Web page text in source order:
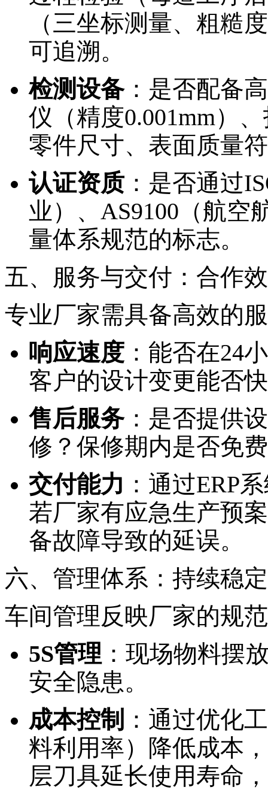
（三坐标测量、粗糙
可追溯。
检测设备：是否配备
仪（精度0.001mm）
零件尺寸、表面质量
认证资质 ：是否通过
业）、AS9100（航空
量体系规范的标志。
五、服务与交付：合作
专业厂家需具备高效的
响应速度 ：能否在24
客户的设计变更能否
售后服务：是否提供
修？保修期内是否免
交付能力 ：通过ERP
若厂家有应急生产预
备故障导致的延误。
六、管理体系：持续稳
车间管理反映厂家的规
5S管理 ：现场物料摆
安全隐患。
成本控制 ：通过优化
料利用率）降低成本
层刀具延长使用寿命